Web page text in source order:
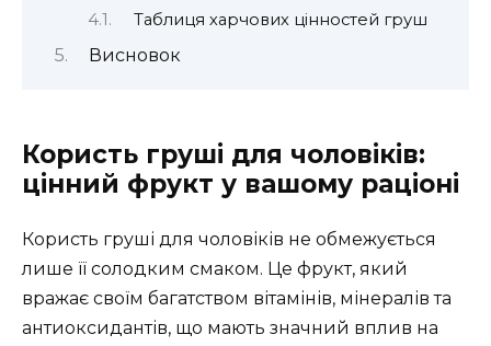
Таблиця харчових цінностей груш
Висновок
Користь груші для чоловіків:
цінний фрукт у вашому раціоні
Користь груші для чоловіків не обмежується
лише її солодким смаком. Це фрукт, який
вражає своїм багатством вітамінів, мінералів та
антиоксидантів, що мають значний вплив на